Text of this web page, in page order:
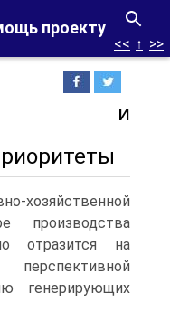
проекту
<< ↑ >>
и
хозяйственной
производства
отразится на
генерирующих